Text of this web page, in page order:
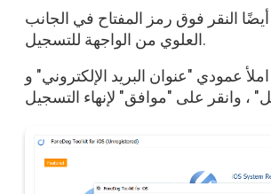
النقر فوق رمز المفتاح في الجانب
العلوي من الواجهة للتسجيل.
املأ عمودي "عنوان البريد الإلكتروني" و